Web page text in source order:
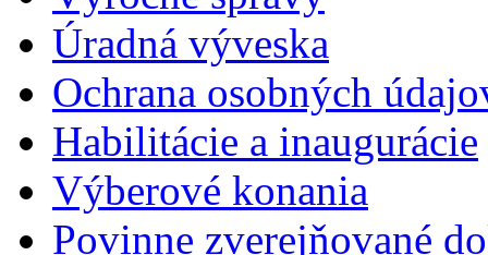
Úradná výveska
Ochrana osobných
Habilitácie a inaugurácie
Výberové konania
Povinne zverejňované